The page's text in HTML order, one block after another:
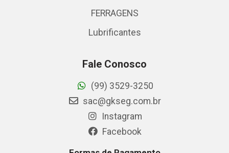
FERRAGENS
Lubrificantes
Fale Conosco
(99) 3529-3250
sac@gkseg.com.br
Instagram
Facebook